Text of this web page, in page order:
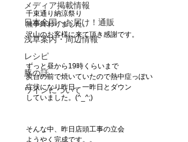
メディア掲載情報
日本全国へお届け！通販
浅草案内・周辺情報
レシピ
豚の話
ワインについて
千束通り納涼祭り
無事終わりました。
沢山のお客様に来て頂き感謝です。
ずっと昼から19時くらいまで
炭台の前で焼いていたので熱中症っぽい
症状になり昨日、一昨日とダウン
していました。(^_^;)
そんな中、昨日店頭工事の立会
ようやく完成です。。